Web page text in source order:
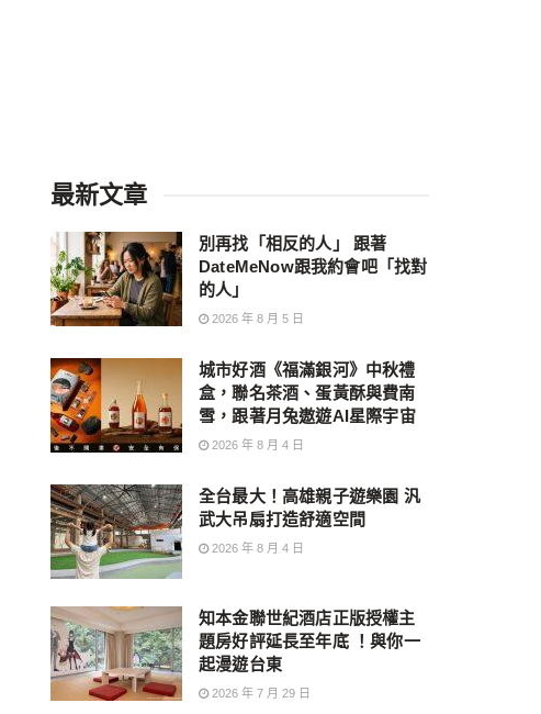
最新文章
別再找「相反的人」 跟著
DateMeNow跟我約會吧「找對
的人」
2026 年 8 月 5 日
城市好酒《福滿銀河》中秋禮
盒，聯名茶酒、蛋黃酥與費南
雪，跟著月兔遨遊AI星際宇宙
2026 年 8 月 4 日
全台最大！高雄親子遊樂園 汎
武大吊扇打造舒適空間
2026 年 8 月 4 日
知本金聯世紀酒店正版授權主
題房好評延長至年底 ！與你一
起漫遊台東
2026 年 7 月 29 日